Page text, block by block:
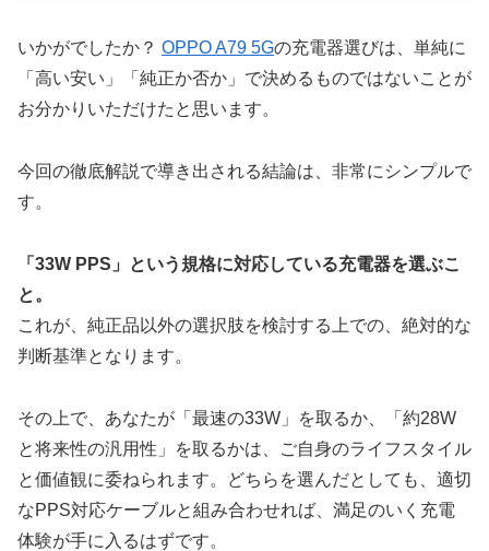
いかがでしたか？ OPPO A79 5Gの充電器選びは、単純に
「高い安い」「純正か否か」で決めるものではないことが
お分かりいただけたと思います。
今回の徹底解説で導き出される結論は、非常にシンプルで
す。
「33W PPS」という規格に対応している充電器を選ぶこ
と。
これが、純正品以外の選択肢を検討する上での、絶対的な
判断基準となります。
その上で、あなたが「最速の33W」を取るか、「約28W
と将来性の汎用性」を取るかは、ご自身のライフスタイル
と価値観に委ねられます。どちらを選んだとしても、適切
なPPS対応ケーブルと組み合わせれば、満足のいく充電
体験が手に入るはずです。